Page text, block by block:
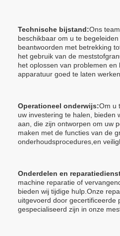
Technische bijstand:Ons
beschikbaar om u te
beantwoorden met betrekking
het gebruik van de
het oplossen van problemen
apparatuur goed te laten werken.
Operationeel onderwijs:Om u
uw investering te halen, bieden
aan, die zijn ontworpen om uw
maken met de functies van de
onderhoudsprocedures,en
Onderdelen en
machine reparatie of
bieden wij tijdige hulp.Onze
uitgevoerd door gecertificeerde
gespecialiseerd zijn in onze